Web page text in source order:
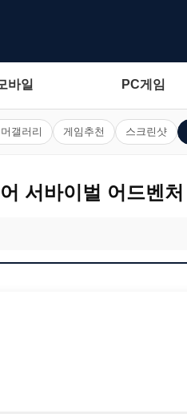
바일 PC게임
갤러리 게임추천 스크린샷
서바이벌 어드벤처